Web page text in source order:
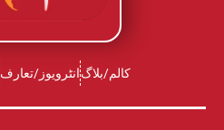
کالم/بلاگانٹرویوز/تعارف